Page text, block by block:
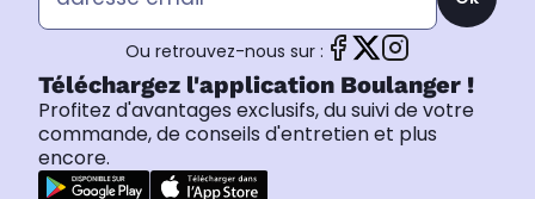
Ou retrouvez-nous sur :
Téléchargez l'application Boulanger !
Profitez d'avantages exclusifs, du suivi de votre
commande, de conseils d'entretien et plus
encore.